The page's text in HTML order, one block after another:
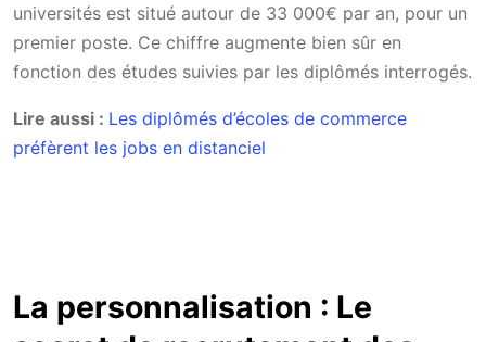
universités est situé autour de 33 000€ par an, pour un
premier poste. Ce chiffre augmente bien sûr en
fonction des études suivies par les diplômés interrogés.
Lire aussi : Les diplômés d’écoles de commerce
préfèrent les jobs en distanciel
La personnalisation : Le